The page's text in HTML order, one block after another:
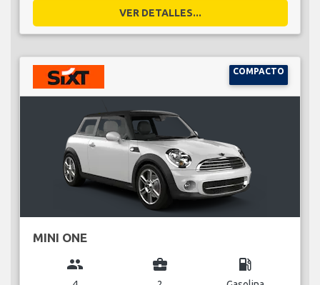
VER DETALLES...
COMPACTO
MINI ONE
group business_center local_gas_station